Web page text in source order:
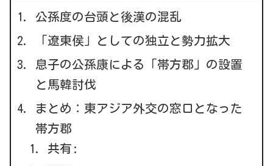
公孫度の台頭と後漢の混乱
「遼東侯」としての独立と勢力拡大
息子の公孫康による「帯方郡」の設置
と馬韓討伐
まとめ：東アジア外交の窓口となった
帯方郡
共有: